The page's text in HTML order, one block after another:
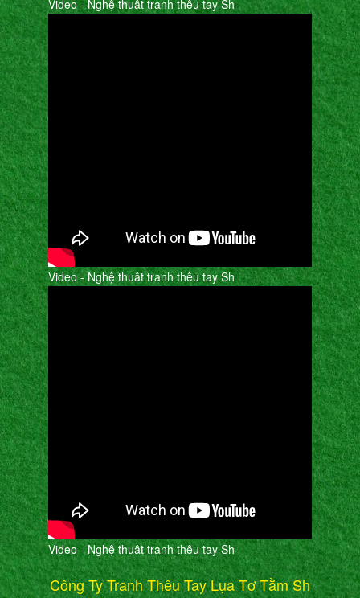
Video - Nghệ thuât tranh thêu tay Sh
Video - Nghệ thuât tranh thêu tay Sh
Video - Nghệ thuât tranh thêu tay Sh
Công Ty Tranh Thêu Tay Lụa Tơ Tằm Sh